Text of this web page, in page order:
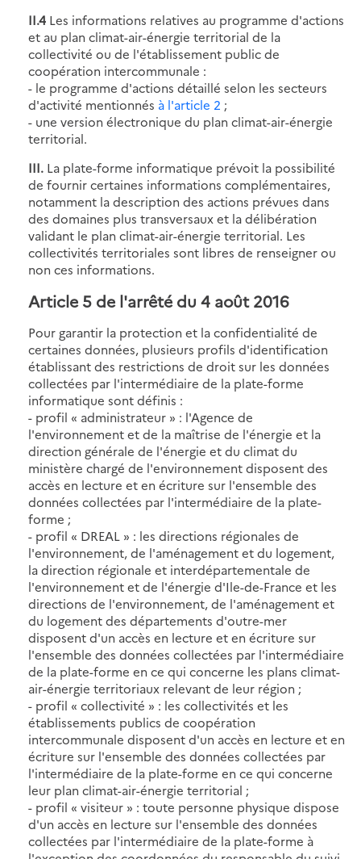
II.4 Les informations relatives au programme d'actions
et au plan climat-air-énergie territorial de la
collectivité ou de l'établissement public de
coopération intercommunale :
- le programme d'actions détaillé selon les secteurs
d'activité mentionnés à l'article 2 ;
- une version électronique du plan climat-air-énergie
territorial.
III. La plate-forme informatique prévoit la possibilité
de fournir certaines informations complémentaires,
notamment la description des actions prévues dans
des domaines plus transversaux et la délibération
validant le plan climat-air-énergie territorial. Les
collectivités territoriales sont libres de renseigner ou
non ces informations.
Article 5 de l'arrêté du 4 août 2016
Pour garantir la protection et la confidentialité de
certaines données, plusieurs profils d'identification
établissant des restrictions de droit sur les données
collectées par l'intermédiaire de la plate-forme
informatique sont définis :
- profil « administrateur » : l'Agence de
l'environnement et de la maîtrise de l'énergie et la
direction générale de l'énergie et du climat du
ministère chargé de l'environnement disposent des
accès en lecture et en écriture sur l'ensemble des
données collectées par l'intermédiaire de la plate-
forme ;
- profil « DREAL » : les directions régionales de
l'environnement, de l'aménagement et du logement,
la direction régionale et interdépartementale de
l'environnement et de l'énergie d'Ile-de-France et les
directions de l'environnement, de l'aménagement et
du logement des départements d'outre-mer
disposent d'un accès en lecture et en écriture sur
l'ensemble des données collectées par l'intermédiaire
de la plate-forme en ce qui concerne les plans climat-
air-énergie territoriaux relevant de leur région ;
- profil « collectivité » : les collectivités et les
établissements publics de coopération
intercommunale disposent d'un accès en lecture et en
écriture sur l'ensemble des données collectées par
l'intermédiaire de la plate-forme en ce qui concerne
leur plan climat-air-énergie territorial ;
- profil « visiteur » : toute personne physique dispose
d'un accès en lecture sur l'ensemble des données
collectées par l'intermédiaire de la plate-forme à